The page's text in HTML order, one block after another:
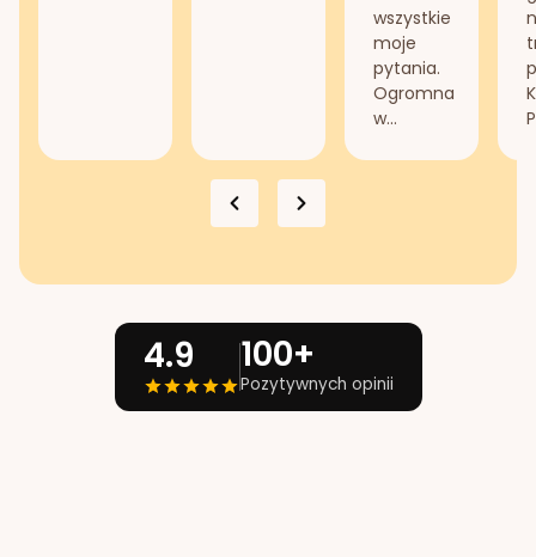
wszystkie
moje
pytania.
Ogromna
w...
4.9 100+
Pozytywnych opinii